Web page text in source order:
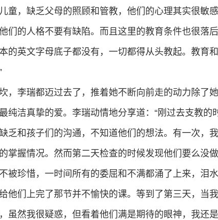
童，缺乏父母的照顾和管教，他们的心理其实很敏
们的人格不要有缺陷。而且这里的教育条件也很落
的英文字母底子都没有，一切都得从头教起。教育
，李瑞都迈过去了，推着她不断向前走的动力除了
纯洁真挚的爱。李瑞动情地分享道：“刚过去支教的
乏和孩子们的沟通，不知道他们的想法。有一次，
掌握情况。然而第二天检查的时候发现他们要么没
被珍惜，一时间所有的委屈和不满都涌了上来，泪
他们上完了那节并不愉快的课。等到了第三天，当
虽然我很疑惑，但看着他们满是期待的眼神，我还